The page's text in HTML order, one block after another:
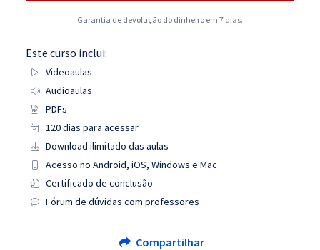
Garantia de devolução do dinheiro em 7 dias.
Este curso inclui:
Videoaulas
Audioaulas
PDFs
120 dias para acessar
Download ilimitado das aulas
Acesso no Android, iOS, Windows e Mac
Certificado de conclusão
Fórum de dúvidas com professores
Compartilhar